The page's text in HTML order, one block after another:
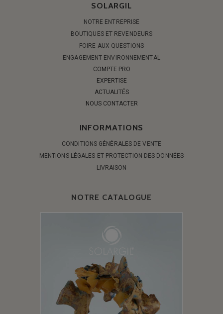
SOLARGIL
NOTRE ENTREPRISE
BOUTIQUES ET REVENDEURS
FOIRE AUX QUESTIONS
ENGAGEMENT ENVIRONNEMENTAL
COMPTE PRO
EXPERTISE
ACTUALITÉS
NOUS CONTACTER
INFORMATIONS
CONDITIONS GÉNÉRALES DE VENTE
MENTIONS LÉGALES ET PROTECTION DES DONNÉES
LIVRAISON
NOTRE CATALOGUE